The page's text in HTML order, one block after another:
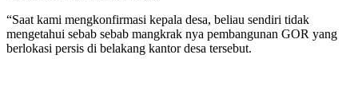
“Saat kami mengkonfirmasi kepala desa, beliau sendiri tidak
mengetahui sebab sebab mangkrak nya pembangunan GOR yang
berlokasi persis di belakang kantor desa tersebut.